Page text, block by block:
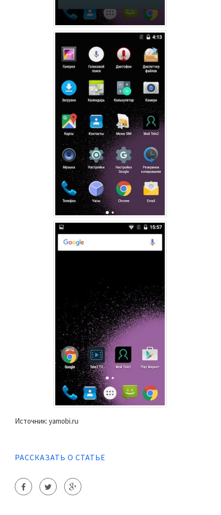
Источник: yamobi.ru
РАССКАЗАТЬ О СТАТЬЕ